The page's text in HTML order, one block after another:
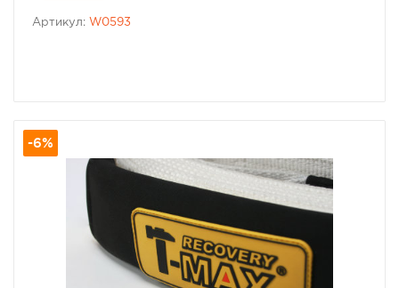
Артикул: W0593
-6%